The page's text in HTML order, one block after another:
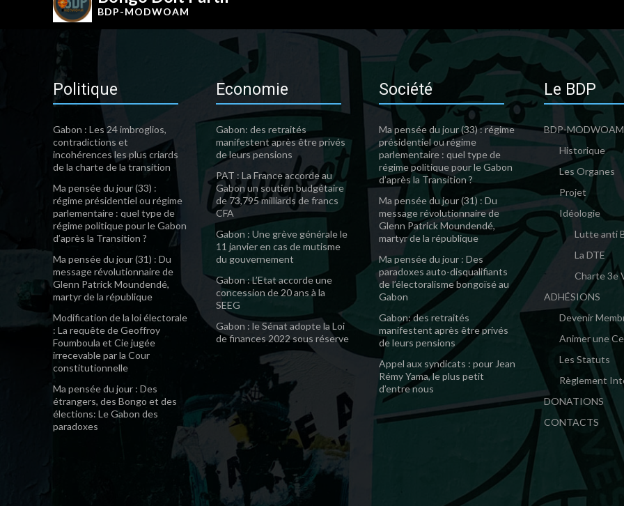
BDP-MODWOAM
Politique
Gabon : Les 24 imbroglios,
contradictions et
incohérences les plus criards
de la charte de la transition
Ma pensée du jour (33) :
régime présidentiel ou régime
parlementaire : quel type de
régime politique pour le Gabon
d’après la Transition ?
Ma pensée du jour (31) : Du
message révolutionnaire de
Glenn Patrick Moundendé,
martyr de la république
Modification de la loi électorale
: La requête de Geoffroy
Foumboula et Cie jugée
irrecevable par la Cour
constitutionnelle
Ma pensée du jour : Des
étrangers, des Bongo et des
élections: Le Gabon des
paradoxes
Economie
Gabon: des retraités
manifestent après être privés
de leurs pensions
PAT : La France accorde au
Gabon un soutien budgétaire
de 73,795 milliards de francs
CFA
Gabon : Une grève générale le
11 janvier en cas de mutisme
du gouvernement
Gabon : L’Etat accorde une
concession de 20 ans à la
SEEG
Gabon : le Sénat adopte la Loi
de finances 2022 sous réserve
Société
Ma pensée du jour (33) : régime
présidentiel ou régime
parlementaire : quel type de
régime politique pour le Gabon
d’après la Transition ?
Ma pensée du jour (31) : Du
message révolutionnaire de
Glenn Patrick Moundendé,
martyr de la république
Ma pensée du jour : Des
paradoxes auto-disqualifiants
de l’électoralisme bongoïsé au
Gabon
Gabon: des retraités
manifestent après être privés
de leurs pensions
Appel aux syndicats : pour Jean
Rémy Yama, le plus petit
d’entre nous
Le BDP
BDP-MODWOAM
Historique
Les Organes
Projet
Idéologie
Lutte anti
La DTE
Charte 3e
ADHÉSIONS
Devenir
Animer une
Les Statuts
Règlement
DONATIONS
CONTACTS